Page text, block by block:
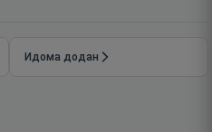
Идома додан